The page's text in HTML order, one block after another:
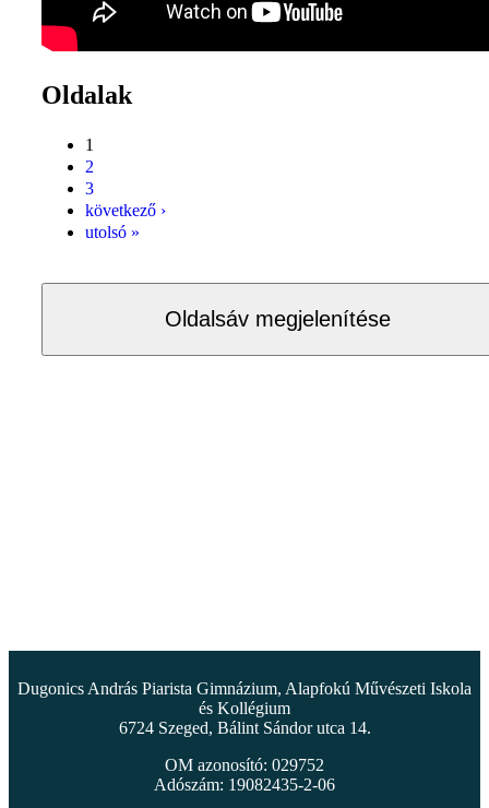
Oldalak
1
2
3
következő ›
utolsó »
Oldalsáv megjelenítése
Dugonics András Piarista Gimnázium, Alapfokú Művészeti Iskola
és Kollégium
6724 Szeged, Bálint Sándor utca 14.
OM azonosító: 029752
Adószám: 19082435-2-06